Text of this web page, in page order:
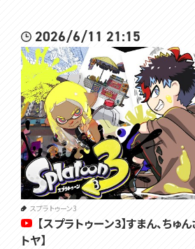
2026/6/11 21:15
スプラトゥーン3
【スプラトゥーン3】すまん、ちゅ
トヤ】